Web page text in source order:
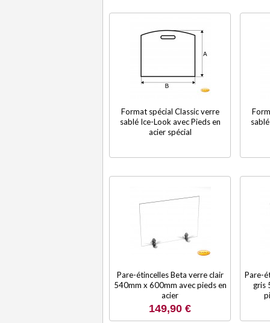
Format spécial Classic verre
sablé Ice-Look avec Pieds en
acier spécial
Pare-étincelles Beta verre clair
540mm x 600mm avec pieds en
acier
149,90 €
Pare-
gris